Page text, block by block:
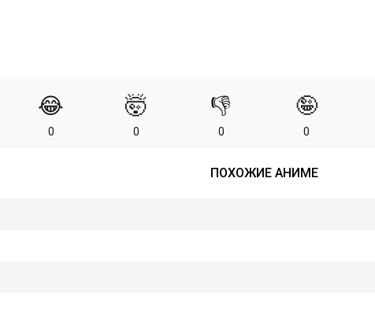
😂
0
🤯
0
👎
0
🤪
0
ПОХОЖИЕ АНИМЕ